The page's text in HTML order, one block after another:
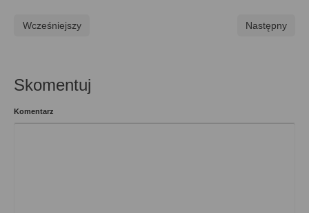
Wcześniejszy Następny
Skomentuj
Komentarz